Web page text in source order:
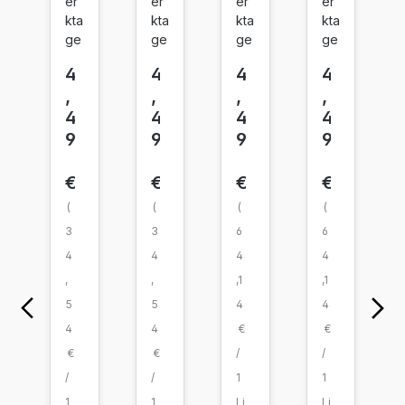
n
10
4
h
w
z
kta
ge
4
,
4
9
€
(
3
4
,
5
4
€
/
1
n
10
3
h
w
z
kta
ge
4
,
4
9
€
(
3
4
,
5
4
€
/
1
n
10
4
ya
n
kta
ge
4
,
4
9
€
(
6
4
,1
4
€
/
1
Li
n
10
4
ag
en
kta
ge
4
,
4
9
€
(
6
4
,1
4
€
/
1
Li